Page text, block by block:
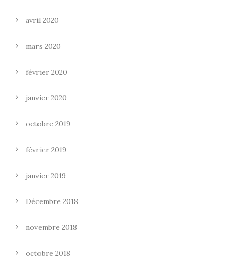
avril 2020
mars 2020
février 2020
janvier 2020
octobre 2019
février 2019
janvier 2019
Décembre 2018
novembre 2018
octobre 2018